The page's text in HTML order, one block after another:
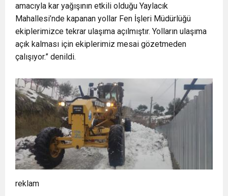
amacıyla kar yağışının etkili olduğu Yaylacık
Mahallesi’nde kapanan yollar Fen İşleri Müdürlüğü
ekiplerimizce tekrar ulaşıma açılmıştır. Yolların ulaşıma
açık kalması için ekiplerimiz mesai gözetmeden
çalışıyor.” denildi.
reklam